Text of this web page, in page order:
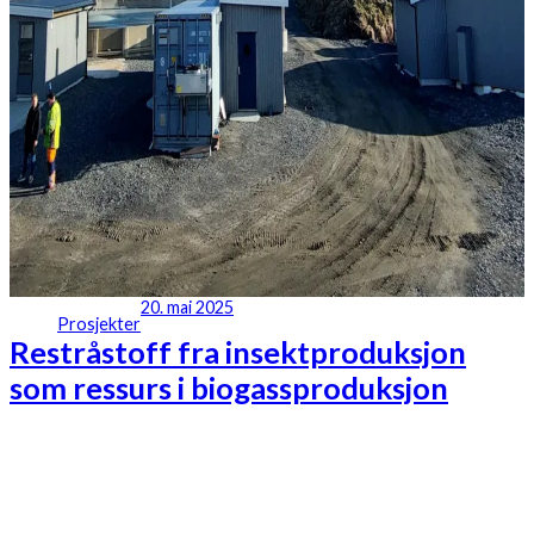
Prosjekter
20. mai 2025
Restråstoff fra insektproduksjon
som ressurs i biogassproduksjon